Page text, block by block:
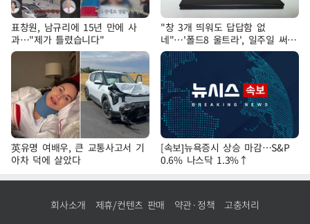
표창원, 남규리에 15년 만에 사
과…"제가 틀렸습니다"
"창 3개 띄워도 답답함 없
네"…'폴드8 울트라', 일주일 써보
니
英유명 여배우, 큰 교통사고서 기
아차 덕에 살았다
[속보]뉴욕증시 상승 마감…S&P
0.6% 나스닥 1.3%↑
회사소개 제휴/컨텐츠 판매 약관·정책 고충처리